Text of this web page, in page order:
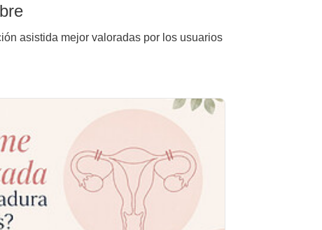
asistida mejor valoradas por los usuarios